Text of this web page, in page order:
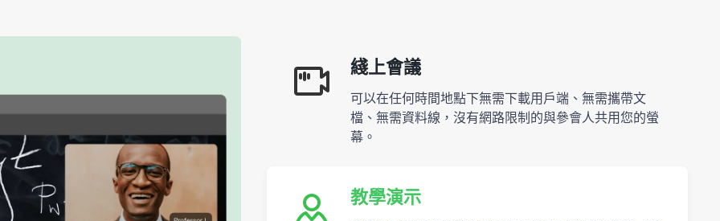
綫上會議
可以在任何時間地點下無需下載用戶端、無需攜帶文
檔、無需資料線，沒有網路限制的與參會人共用您的螢
幕。
教學演示